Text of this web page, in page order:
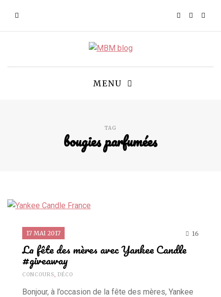
MENU
TAG
bougies parfumées
17 MAI 2017 16
La fête des mères avec Yankee Candle
#giveaway
CONCOURS DÉCO
Bonjour, à l’occasion de la fête des mères, Yankee